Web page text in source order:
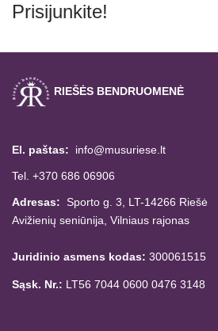
Prisijunkite!
RIEŠĖS BENDRUOMENĖ
El. paštas: info@musuriese.lt
Tel. +370 686 06906
Adresas: Sporto g. 3, LT-14266 Riešė
Avižienių seniūnija, Vilniaus rajonas
Juridinio asmens kodas: 300061515
Sąsk. Nr.: LT56 7044 0600 0476 3148